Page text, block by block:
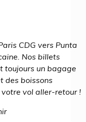
CDG vers Punta
Nos billets
toujours un bagage
des boissons
vol aller-retour !